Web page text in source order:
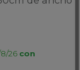
26 con